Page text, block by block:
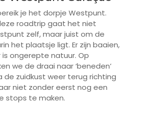
je het dorpje Westpunt.
roadtrip gaat het niet
zelf, maar juist om de
het plaatsje ligt. Er zijn baaien,
ongerepte natuur. Op
we de draai naar ‘beneden’
de zuidkust weer terug richting
niet zonder eerst nog een
stops te maken.